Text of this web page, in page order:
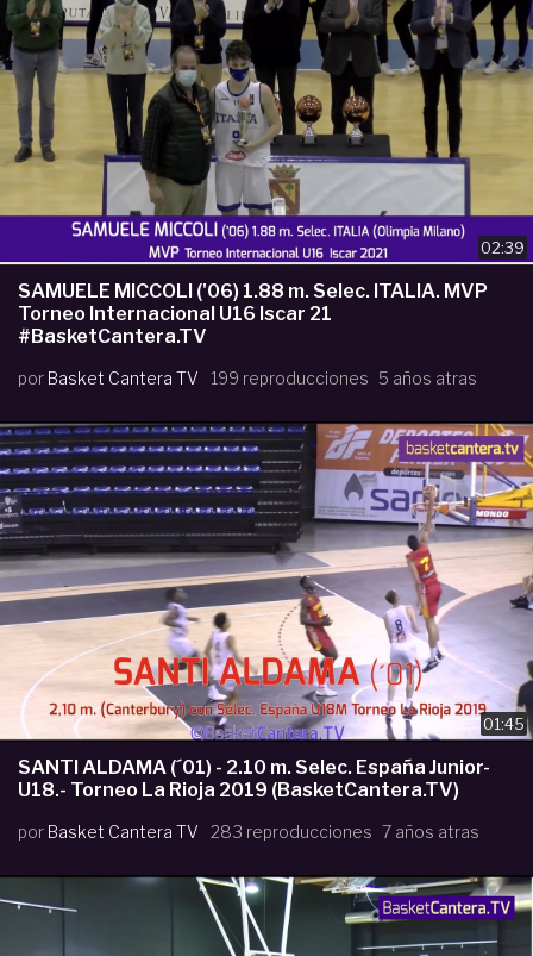
02:39
SAMUELE MICCOLI ('06) 1.88 m. Selec. ITALIA. MVP
Torneo Internacional U16 Iscar 21
#BasketCantera.TV
por Basket Cantera TV 199 reproducciones 5 años atras
01:45
SANTI ALDAMA (´01) - 2.10 m. Selec. España Junior-
U18.- Torneo La Rioja 2019 (BasketCantera.TV)
por Basket Cantera TV 283 reproducciones 7 años atras